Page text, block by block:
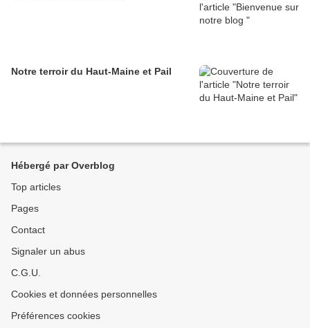
Notre terroir du Haut-Maine et Pail
Hébergé par Overblog
Top articles
Pages
Contact
Signaler un abus
C.G.U.
Cookies et données personnelles
Préférences cookies